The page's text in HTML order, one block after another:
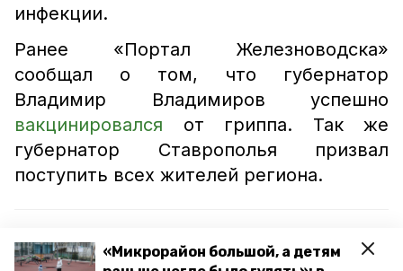
«Микрорайон большой, а детям
инфекции.
Ранее «Портал Железноводска»
сообщал о том, что губернатор
Владимир Владимиров успешно
вакцинировался от гриппа. Так же
губернатор Ставрополья призвал
поступить всех жителей региона.
Губернатору Ставрополья вручили паспорт